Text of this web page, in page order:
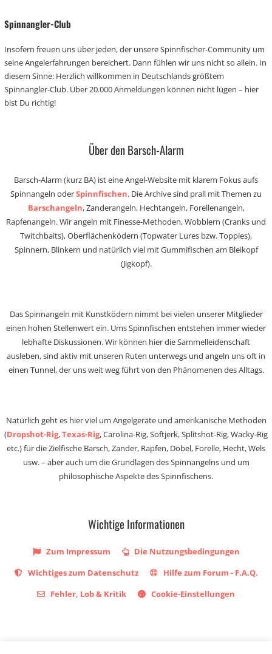
Spinnangler-Club
Insofern freuen uns über jeden, der unsere Spinnfischer-Community um
seine Angelerfahrungen bereichert. Dann fühlen wir uns nicht so allein. In
diesem Sinne: Herzlich willkommen in Deutschlands größtem
Spinnangler-Club. Über 20.000 Anmeldungen können nicht lügen – hier
bist Du richtig!
Über den Barsch-Alarm
Barsch-Alarm (kurz BA) ist eine Angel-Website mit klarem Fokus aufs
Spinnangeln oderSpinnfischen. Die Archive sind prall mit Themen zu
Barschangeln, Zanderangeln, Hechtangeln, Forellenangeln,
Rapfenangeln. Wir angeln mit Finesse-Methoden, Wobblern (Cranks und
Twitchbaits), Oberflächenködern (Topwater Lures bzw. Toppies),
Spinnern, Blinkern und natürlich viel mit Gummifischen am Bleikopf
(Jigkopf).
Das Spinnangeln mit Kunstködern nimmt bei vielen unserer Mitglieder
einen hohen Stellenwert ein. Ums Spinnfischen entstehen immer wieder
lebhafte Diskussionen. Wir können hier die Sammelleidenschaft
ausleben, sind aktiv mit unseren Ruten unterwegs und angeln uns oft in
einen Tunnel, der uns weit weg führt von den Phänomenen des Alltags.
Natürlich geht es hier viel um Angelgeräte und amerikanische Methoden
(Dropshot-Rig,Texas-Rig, Carolina-Rig, Softjerk, Splitshot-Rig, Wacky-Rig
etc.) für die Zielfische Barsch, Zander, Rapfen, Döbel, Forelle, Hecht, Wels
usw. – aber auch um die Grundlagen des Spinnangelns und um
philosophische Aspekte des Spinnfischens.
Wichtige Informationen
Zum Impressum
Die Nutzungsbedingungen
Wichtiges zum Datenschutz
Hilfe zum Forum - F.A.Q.
Fehler, Lob & Kritik
Cookie-Einstellungen